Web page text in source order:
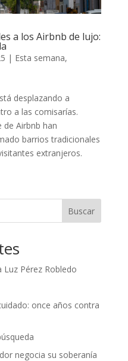
a los Airbnb de lujo:
| Esta semana,
desplazando a
a las comisarías.
Airbnb han
barrios tradicionales
extranjeros.
Buscar
Pérez Robledo
once años contra
negocia su soberanía